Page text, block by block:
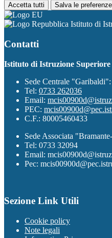
Accetta tutti Salva le preferenze
Istituto di
Contatti
Istituto di Istruzione
Sede Centrale
Tel: 0733 262036
Email:
PEC:
C.F.: 80005460433
Sede Associata
Tel: 0733 32094
Email:
Pec:
Sezione Link Utili
Cookie policy
Note legali